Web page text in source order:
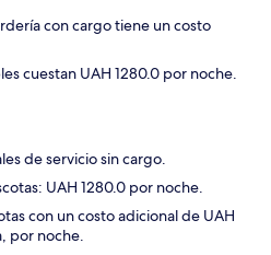
con cargo tiene un costo
cuestan UAH 1280.0 por noche.
de servicio sin cargo.
UAH 1280.0 por noche.
con un costo adicional de UAH
por noche.